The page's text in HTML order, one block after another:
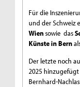
Für die
und der Schweiz
Wiensowie das
Künste in Bern
Der letzte noch
2025
Bernhard-